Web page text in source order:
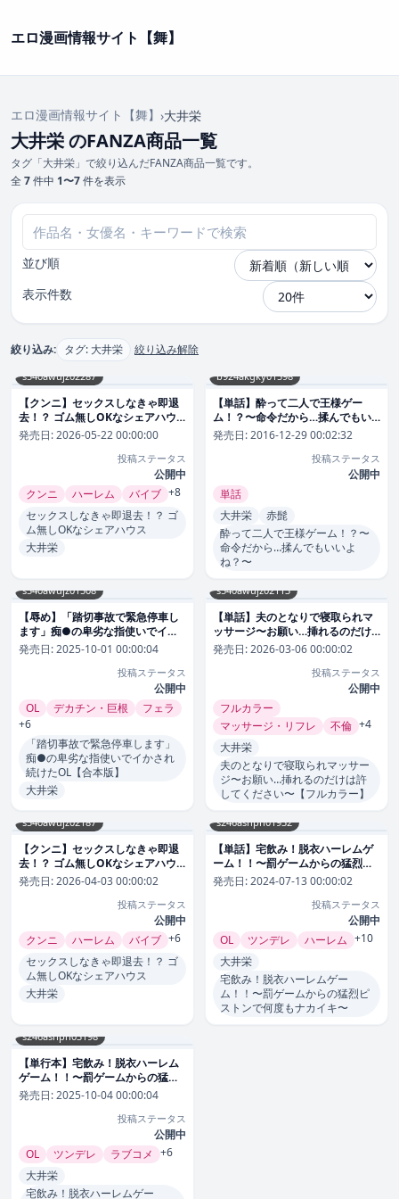
エロ漫画情報サイト【舞】
エロ漫画情報サイト【舞】 ›大井栄
大井栄 のFANZA商品一覧
タグ「大井栄」で絞り込んだFANZA商品一覧です。
全 7件中 1〜7件を表示
並び順
表示件数
絞り込み: タグ: 大井栄 絞り込み解除
s540awujz02287
【クンニ】セックスしなきゃ即退
去！？ ゴム無しOKなシェアハウ
ス（単話）｜大井栄 評価数7
発売日:2026-05-22 00:00:00
投稿ステータス
公開中
クンニ
ハーレム バイブ +8
セックスしなきゃ即退去！？ ゴ
ム無しOKなシェアハウス
大井栄
b924akgky01598
【単話】酔って二人で王様ゲー
ム！？〜命令だから…揉んでもい
いよね？〜（単話）｜大井栄 評価
数9
発売日:2016-12-29 00:02:32
投稿ステータス
公開中
単話
大井栄
赤髭
酔って二人で王様ゲーム！？〜
命令だから…揉んでもいいよ
ね？〜
s540awujz01508
【辱め】「踏切事故で緊急停車し
ます」痴●の卑劣な指使いでイか
され続けたOL【合本版】｜大井栄
評価数
発売日:2025-10-01 00:00:04
投稿ステータス
公開中
OL
デカチン・巨根
フェラ
+6
「踏切事故で緊急停車します」
痴●の卑劣な指使いでイかされ
続けたOL【合本版】
大井栄
s540awujz02113
【単話】夫のとなりで寝取られマ
ッサージ〜お願い…挿れるのだけ
は許してください〜【フルカラ
ー】（単話）｜大井栄 評価数6
発売日:2026-03-06 00:00:02
投稿ステータス
公開中
フルカラー
マッサージ・リフレ
不倫 +4
大井栄
夫のとなりで寝取られマッサー
ジ〜お願い…挿れるのだけは許
してください〜【フルカラー】
s540awujz02187
【クンニ】セックスしなきゃ即退
去！？ ゴム無しOKなシェアハウ
ス（単話）｜大井栄 評価数7
発売日:2026-04-03 00:00:02
投稿ステータス
公開中
クンニ
ハーレム バイブ +6
セックスしなきゃ即退去！？ ゴ
ム無しOKなシェアハウス
大井栄
s246asnph01932
【単話】宅飲み！脱衣ハーレムゲ
ーム！！〜罰ゲームからの猛烈ピ
ストンで何度もナカイキ〜（単
話）｜大井栄 評価数9
発売日:2024-07-13 00:00:02
投稿ステータス
公開中
OL
ツンデレ ハーレム +10
大井栄
宅飲み！脱衣ハーレムゲー
ム！！〜罰ゲームからの猛烈ピ
ストンで何度もナカイキ〜
s246asnph03198
【単行本】宅飲み！脱衣ハーレム
ゲーム！！〜罰ゲームからの猛烈
ピストンで何度もナカイキ〜｜大
井栄 評価数1
発売日:2025-10-04 00:00:04
投稿ステータス
公開中
OL
ツンデレ ラブコメ +6
大井栄
宅飲み！脱衣ハーレムゲー